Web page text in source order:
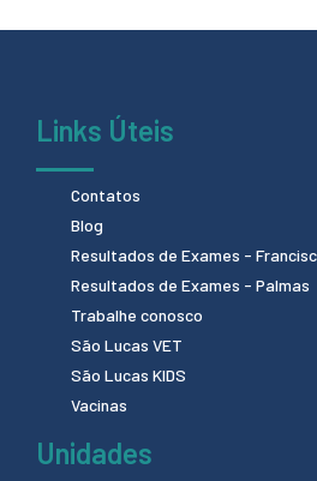
Links Úteis
Contatos
Blog
Resultados de Exames -
Resultados de Exames - Palmas
Trabalhe conosco
São Lucas VET
São Lucas KIDS
Vacinas
Unidades